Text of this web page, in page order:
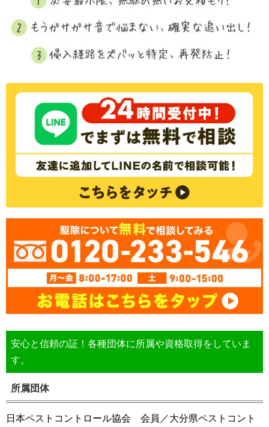
安心と信頼の証！各種団体に所属や資格取得をしていま
す。
所属団体
日本ペストコントロール協会 会員／大分県ペストコント